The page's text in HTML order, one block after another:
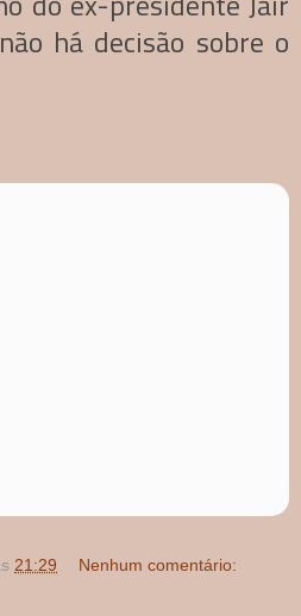
há decisão sobre o
21:29 Nenhum comentário: